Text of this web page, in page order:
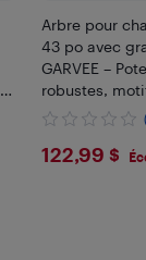
Arbre pour
43 po avec
GARVEE –
robustes,
naturelle,
pour jouer,
122,99 $